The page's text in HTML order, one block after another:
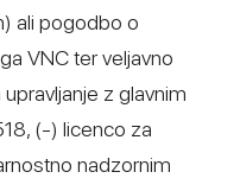
ali pogodbo o
VNC ter veljavno
z glavnim
(-) licenco za
nadzornim